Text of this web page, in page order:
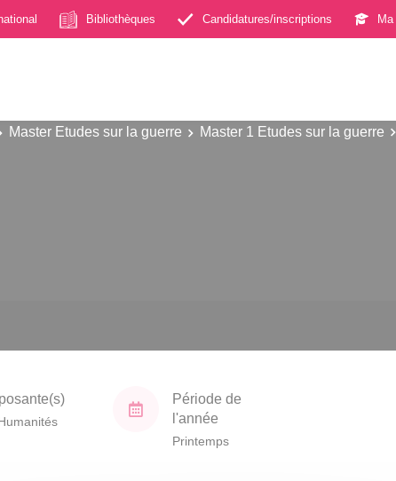
Bibliothèques Candidatures/inscriptions Ma
Master Etudes sur la guerre Master 1 Etudes sur la guerre
Période de
l'année
Printemps